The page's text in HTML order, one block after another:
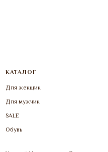
КАТАЛОГ
Для женщин
Для мужчин
SALE
Обувь